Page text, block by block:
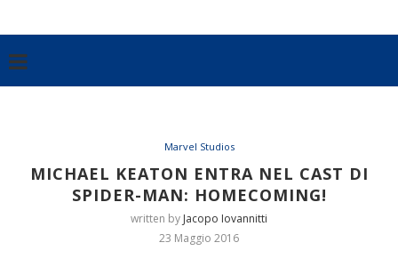
Marvel Studios
MICHAEL KEATON ENTRA NEL CAST DI
SPIDER-MAN: HOMECOMING!
written by Jacopo Iovannitti
23 Maggio 2016